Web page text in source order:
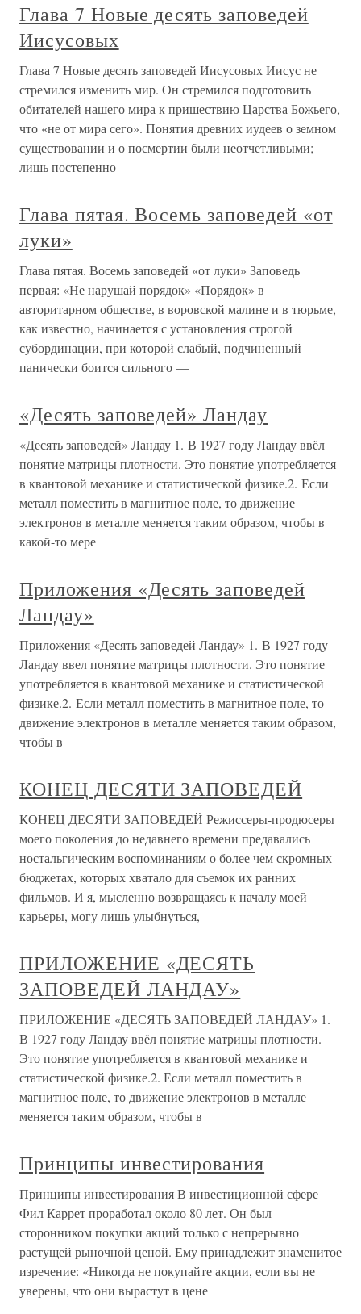
Глава 7 Новые десять заповедей
Иисусовых
Глава 7 Новые десять заповедей Иисусовых Иисус не
стремился изменить мир. Он стремился подготовить
обитателей нашего мира к пришествию Царства Божьего,
что «не от мира сего». Понятия древних иудеев о земном
существовании и о посмертии были неотчетливыми;
лишь постепенно
Глава пятая. Восемь заповедей «от
луки»
Глава пятая. Восемь заповедей «от луки» Заповедь
первая: «Не нарушай порядок» «Порядок» в
авторитарном обществе, в воровской малине и в тюрьме,
как известно, начинается с установления строгой
субординации, при которой слабый, подчиненный
панически боится сильного —
«Десять заповедей» Ландау
«Десять заповедей» Ландау 1. В 1927 году Ландау ввёл
понятие матрицы плотности. Это понятие употребляется
в квантовой механике и статистической физике.2. Если
металл поместить в магнитное поле, то движение
электронов в металле меняется таким образом, чтобы в
какой-то мере
Приложения «Десять заповедей
Ландау»
Приложения «Десять заповедей Ландау» 1. В 1927 году
Ландау ввел понятие матрицы плотности. Это понятие
употребляется в квантовой механике и статистической
физике.2. Если металл поместить в магнитное поле, то
движение электронов в металле меняется таким образом,
чтобы в
КОНЕЦ ДЕСЯТИ ЗАПОВЕДЕЙ
КОНЕЦ ДЕСЯТИ ЗАПОВЕДЕЙ Режиссеры-продюсеры
моего поколения до недавнего времени предавались
ностальгическим воспоминаниям о более чем скромных
бюджетах, которых хватало для съемок их ранних
фильмов. И я, мысленно возвращаясь к началу моей
карьеры, могу лишь улыбнуться,
ПРИЛОЖЕНИЕ «ДЕСЯТЬ
ЗАПОВЕДЕЙ ЛАНДАУ»
ПРИЛОЖЕНИЕ «ДЕСЯТЬ ЗАПОВЕДЕЙ ЛАНДАУ» 1.
В 1927 году Ландау ввёл понятие матрицы плотности.
Это понятие употребляется в квантовой механике и
статистической физике.2. Если металл поместить в
магнитное поле, то движение электронов в металле
меняется таким образом, чтобы в
Принципы инвестирования
Принципы инвестирования В инвестиционной сфере
Фил Каррет проработал около 80 лет. Он был
сторонником покупки акций только с непрерывно
растущей рыночной ценой. Ему принадлежит знаменитое
изречение: «Никогда не покупайте акции, если вы не
уверены, что они вырастут в цене